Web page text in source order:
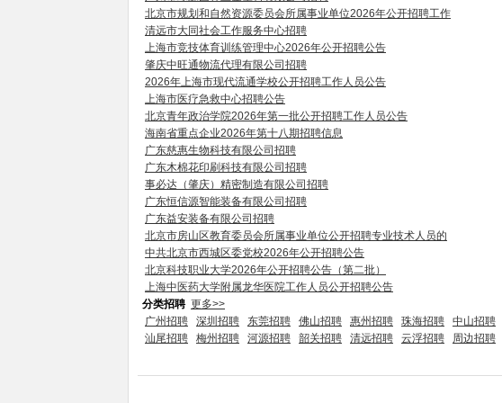
北京市规划和自然资源委员会所属事业单位2026年公开招聘工作
清远市大同社会工作服务中心招聘
上海市竞技体育训练管理中心2026年公开招聘公告
肇庆中旺通物流代理有限公司招聘
2026年上海市现代流通学校公开招聘工作人员公告
上海市医疗急救中心招聘公告
北京青年政治学院2026年第一批公开招聘工作人员公告
海南省重点企业2026年第十八期招聘信息
广东慈惠生物科技有限公司招聘
广东木棉花印刷科技有限公司招聘
事必达（肇庆）精密制造有限公司招聘
广东恒信源智能装备有限公司招聘
广东益安装备有限公司招聘
北京市房山区教育委员会所属事业单位公开招聘专业技术人员的
中共北京市西城区委党校2026年公开招聘公告
北京科技职业大学2026年公开招聘公告（第二批）
上海中医药大学附属龙华医院工作人员公开招聘公告
分类招聘 更多>>
广州招聘
深圳招聘 东莞招聘 佛山招聘 惠州招聘 珠海招聘 中山招聘
汕尾招聘
梅州招聘 河源招聘 韶关招聘 清远招聘 云浮招聘 周边招聘